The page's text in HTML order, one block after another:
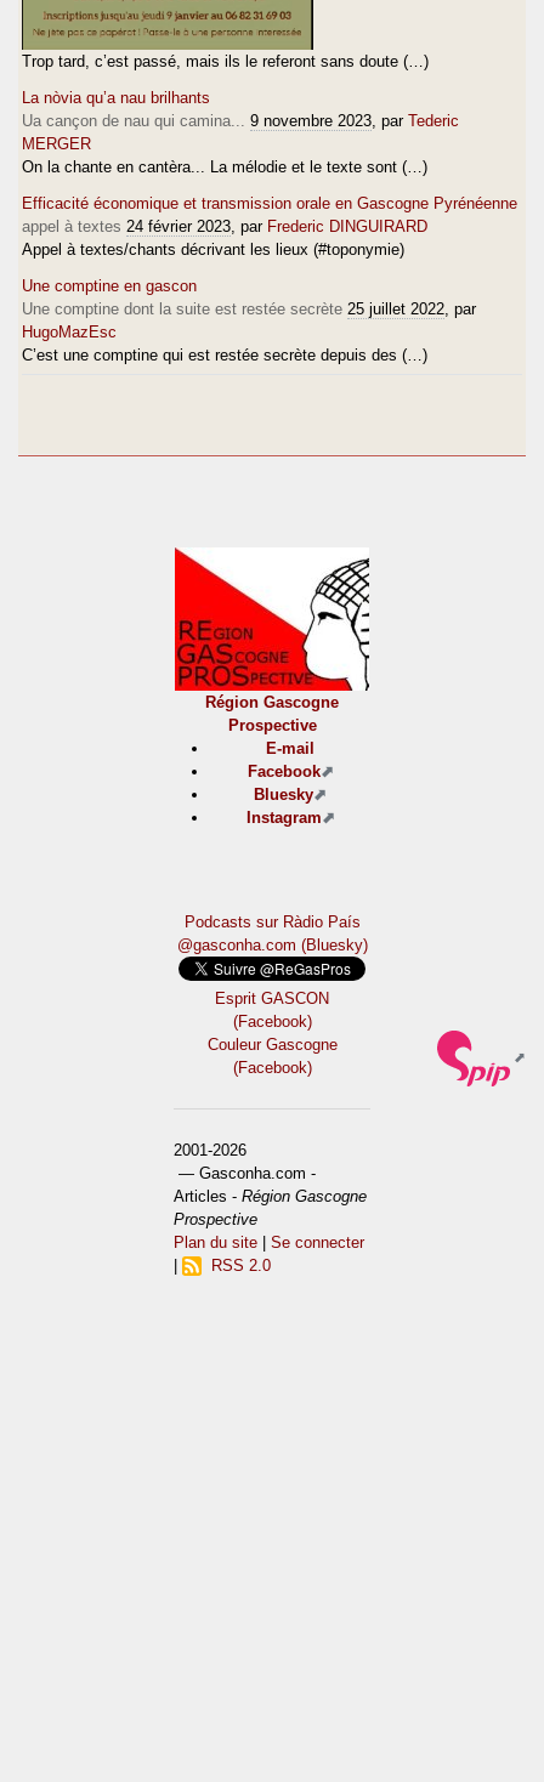
Trop tard, c’est passé, mais ils le referont sans doute (…)
La nòvia qu’a nau brilhants
Ua cançon de nau qui camina...
9 novembre 2023 , par Tederic
MERGER
On la chante en cantèra... La mélodie et le texte sont (…)
Efficacité économique et transmission orale en Gascogne Pyrénéenne
appel à textes 24 février 2023 , par Frederic DINGUIRARD
Appel à textes/chants décrivant les lieux (#toponymie)
Une comptine en gascon
Une comptine dont la suite est restée secrète 25 juillet 2022 , par
HugoMazEsc
C’est une comptine qui est restée secrète depuis des (…)
Région Gascogne
Prospective
E-mail
Facebook
Bluesky
Instagram
Podcasts sur Ràdio País
@gasconha.com (Bluesky)
Esprit GASCON
(Facebook)
Couleur Gascogne
(Facebook)
2001-2026
— Gasconha.com -
Articles -Région Gascogne
Prospective
Plan du site |Se connecter
RSS 2.0